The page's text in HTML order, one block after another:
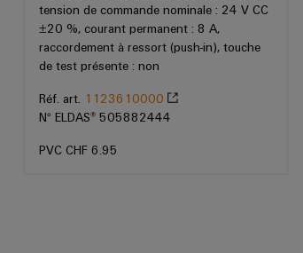
tension de commande nominale : 24 V CC
±20 %, courant permanent : 8 A,
raccordement à ressort (push-in), touche
de test présente : non
Réf. art. 1123610000
N° ELDAS® 505882444
PVC CHF 6.95